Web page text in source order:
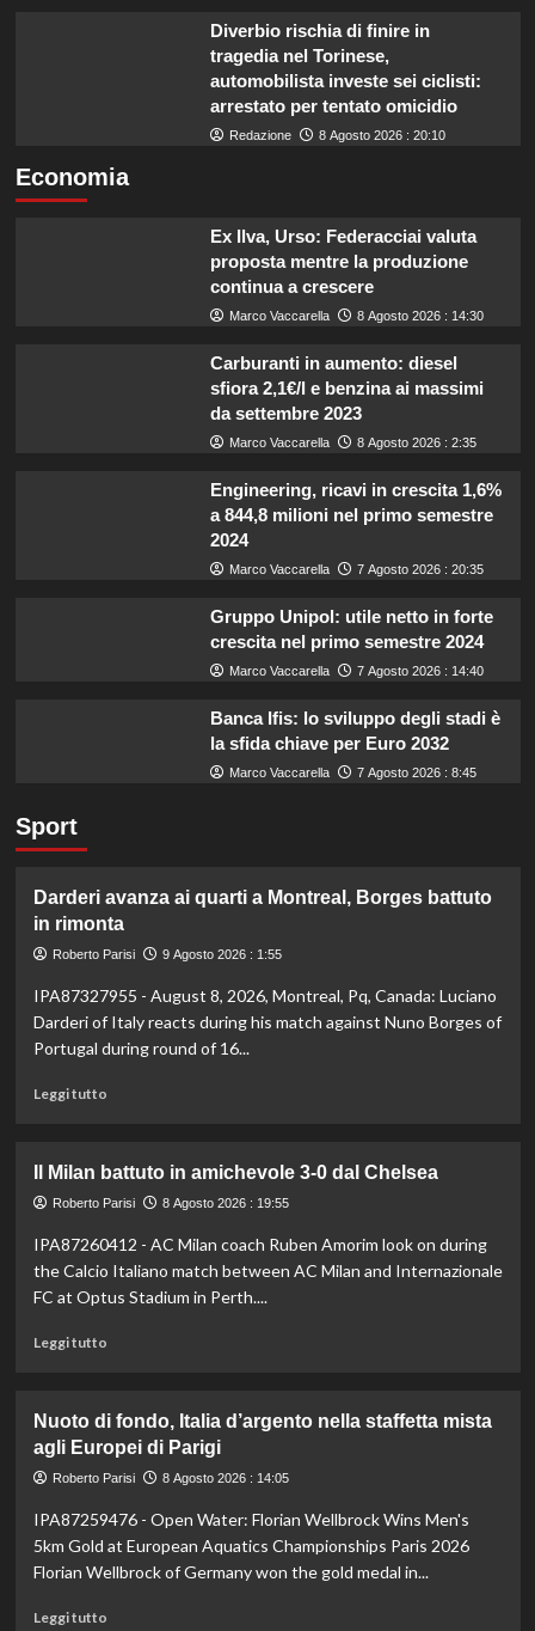
Diverbio rischia di finire in
tragedia nel Torinese,
automobilista investe sei ciclisti:
arrestato per tentato omicidio
Redazione 8 Agosto 2026 : 20:10
Economia
Ex Ilva, Urso: Federacciai valuta
proposta mentre la produzione
continua a crescere
Marco Vaccarella 8 Agosto 2026 : 14:30
Carburanti in aumento: diesel
sfiora 2,1€/l e benzina ai massimi
da settembre 2023
Marco Vaccarella 8 Agosto 2026 : 2:35
Engineering, ricavi in crescita 1,6%
a 844,8 milioni nel primo semestre
2024
Marco Vaccarella 7 Agosto 2026 : 20:35
Gruppo Unipol: utile netto in forte
crescita nel primo semestre 2024
Marco Vaccarella 7 Agosto 2026 : 14:40
Banca Ifis: lo sviluppo degli stadi è
la sfida chiave per Euro 2032
Marco Vaccarella 7 Agosto 2026 : 8:45
Sport
Darderi avanza ai quarti a Montreal, Borges battuto
in rimonta
Roberto Parisi 9 Agosto 2026 : 1:55
IPA87327955 - August 8, 2026, Montreal, Pq, Canada: Luciano
Darderi of Italy reacts during his match against Nuno Borges of
Portugal during round of 16...
Leggi tuttoLeggi
Darderi
avanza
quarti
a
Montreal,
battuto
Il Milan battuto in amichevole 3-0 dal Chelsea
Roberto Parisi 8 Agosto 2026 : 19:55
IPA87260412 - AC Milan coach Ruben Amorim look on during
the Calcio Italiano match between AC Milan and Internazionale
FC at Optus Stadium in Perth....
Leggi tuttoLeggi
Il
Milan
battuto
amichevole
3-
0
Nuoto di fondo, Italia d’argento nella staffetta mista
agli Europei di Parigi
Roberto Parisi 8 Agosto 2026 : 14:05
IPA87259476 - Open Water: Florian Wellbrock Wins Men's
5km Gold at European Aquatics Championships Paris 2026
Florian Wellbrock of Germany won the gold medal in...
Leggi tuttoLeggi